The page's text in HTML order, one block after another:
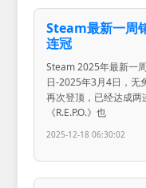
Steam最新一周
连冠
Steam 2025年最新一
日-2025年3月4日，无
再次登顶，已经达成
《R.E.P.O.》也
2025-12-18 06:30:02